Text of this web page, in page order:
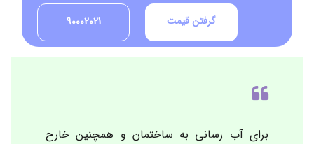
90002021 گرفتن قیمت
برای آب رسانی به ساختمان و همچنین خارج